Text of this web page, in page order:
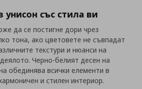
унисон със стила ви
да се постигне дори чрез
тона, ако цветовете не съвпадат
текстури и нюанси на
Черно-белият десен на
обединява всички елементи в
и стилен интериор.